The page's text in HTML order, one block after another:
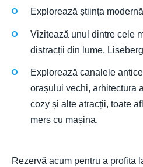
Explorează știința
Vizitează unul dintre cele
distracții din lume,
Explorează canalele
orașului vechi, arhitectura
cozy și alte atracții, toate
mers cu mașina.
Rezervă acum pentru a profita